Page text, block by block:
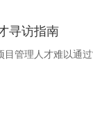
寻访指南
管理人才难以通